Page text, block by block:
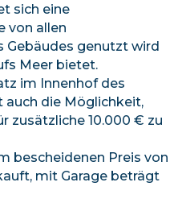
sich eine
von allen
Gebäudes genutzt wird
Meer bietet.
im Innenhof des
auch die Möglichkeit,
zusätzliche 10.000 € zu
bescheidenen Preis von
mit Garage beträgt